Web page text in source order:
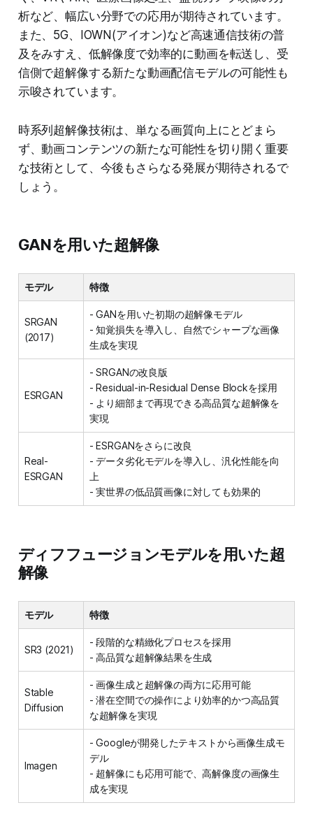
析など、幅広い分野での応用が期待されています。
また、5G、IOWN(アイオン)など高速通信技術の普
及をみすえ、低解像度で効率的に動画を転送し、受
信側で超解像する新たな動画配信モデルの可能性も
示唆されています。
時系列超解像技術は、単なる画質向上にとどまら
ず、動画コンテンツの新たな可能性を切り開く重要
な技術として、今後もさらなる発展が期待されるで
しょう。
GANを用いた超解像
モデル 特徴
SRGAN
(2017)
- GANを用いた初期の超解像モデル
- 知覚損失を導入し、自然でシャープな画像
生成を実現
ESRGAN
- SRGANの改良版
- Residual-in-Residual Dense Blockを採用
- より細部まで再現できる高品質な超解像を
実現
Real-
ESRGAN
- ESRGANをさらに改良
- データ劣化モデルを導入し、汎化性能を向
上
- 実世界の低品質画像に対しても効果的
ディフフュージョンモデルを用いた超
解像
モデル 特徴
SR3 (2021)
- 段階的な精緻化プロセスを採用
- 高品質な超解像結果を生成
Stable
Diffusion
- 画像生成と超解像の両方に応用可能
- 潜在空間での操作により効率的かつ高品質
な超解像を実現
Imagen
- Googleが開発したテキストから画像生成モ
デル
- 超解像にも応用可能で、高解像度の画像生
成を実現